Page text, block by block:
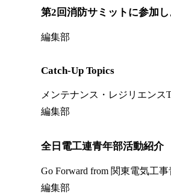
第2回消防サミットに参加し
編集部
Catch-Up Topics
メンテナンス・レジリエン
編集部
全日電工連青年部活動紹介
Go Forward from 関東電気工
編集部